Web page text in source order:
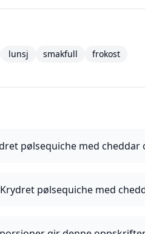
lunsj smakfull frokost
pølsequiche med cheddar
pølsequiche med